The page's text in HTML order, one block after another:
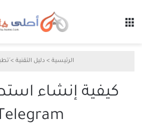
الرئيسية > دليل التقنية >
كيفية إنشاء
Telegram